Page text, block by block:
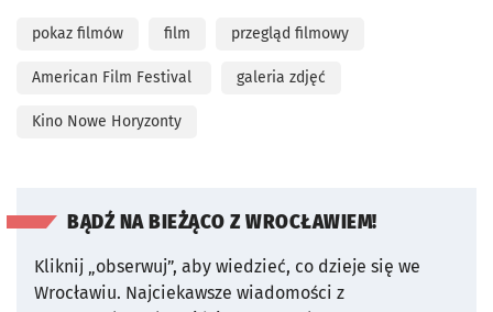
pokaz filmów film przegląd filmowy
American Film Festival galeria zdjęć
Kino Nowe Horyzonty
BĄDŹ NA BIEŻĄCO Z WROCŁAWIEM!
Kliknij „obserwuj”, aby wiedzieć, co dzieje się we
Wrocławiu. Najciekawsze wiadomości z